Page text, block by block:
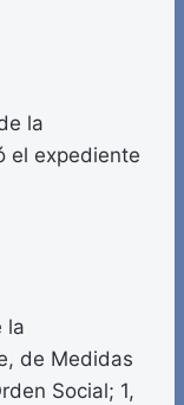
la
el expediente
la
de Medidas
Social; 1,